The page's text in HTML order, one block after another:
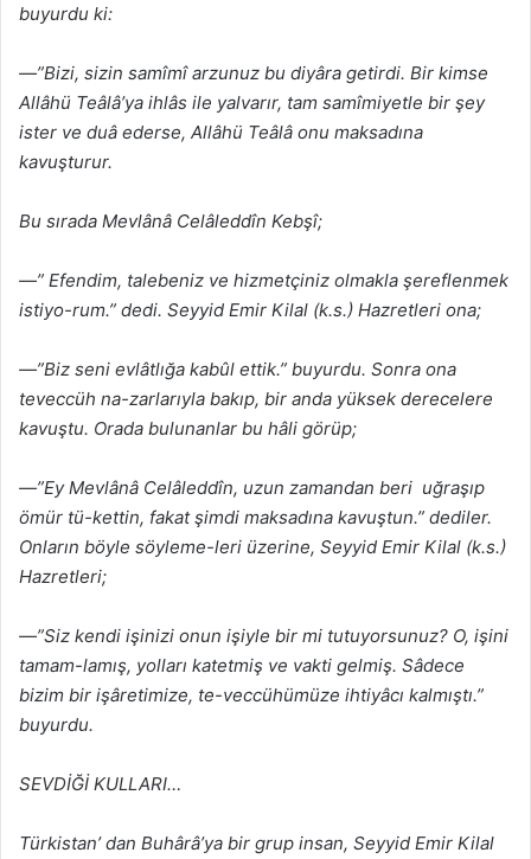
buyurdu ki:
—”Bizi, sizin samîmî arzunuz bu diyâra getirdi. Bir kimse
Allâhü Teâlâ’ya ihlâs ile yalvarır, tam samîmiyetle bir şey
ister ve duâ ederse, Allâhü Teâlâ onu maksadına
kavuşturur.
Bu sırada Mevlânâ Celâleddîn Kebşî;
—” Efendim, talebeniz ve hizmetçiniz olmakla şereflenmek
istiyo-rum.” dedi. Seyyid Emir Kilal (k.s.) Hazretleri ona;
—”Biz seni evlâtlığa kabûl ettik.” buyurdu. Sonra ona
teveccüh na-zarlarıyla bakıp, bir anda yüksek derecelere
kavuştu. Orada bulunanlar bu hâli görüp;
—”Ey Mevlânâ Celâleddîn, uzun zamandan beri uğraşıp
ömür tü-kettin, fakat şimdi maksadına kavuştun.” dediler.
Onların böyle söyleme-leri üzerine, Seyyid Emir Kilal (k.s.)
Hazretleri;
—”Siz kendi işinizi onun işiyle bir mi tutuyorsunuz? O, işini
tamam-lamış, yolları katetmiş ve vakti gelmiş. Sâdece
bizim bir işâretimize, te-veccühümüze ihtiyâcı kalmıştı.”
buyurdu.
SEVDİĞİ KULLARI…
Türkistan’ dan Buhârâ’ya bir grup insan, Seyyid Emir Kilal